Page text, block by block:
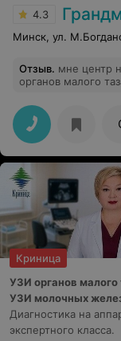
4.3
Минск, ул.
Отзыв. мне центр
органов малого
Криница
УЗИ органов малого
УЗИ молочных
Диагностика на
экспертного класса.